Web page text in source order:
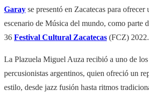
Garay se presentó en Zacatecas para ofrecer
escenario de Música del mundo, como parte
36 Festival Cultural Zacatecas (FCZ) 2022.
La Plazuela Miguel Auza recibió a uno de los
percusionistas argentinos, quien ofreció un
estilo, desde jazz fusión hasta ritmos